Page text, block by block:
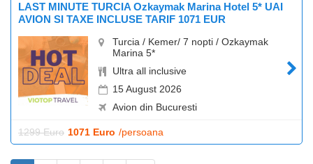
LAST MINUTE TURCIA Ozkaymak Marina Hotel 5* UAI
AVION SI TAXE INCLUSE TARIF 1071 EUR
Turcia / Kemer/ 7 nopti / Ozkaymak
Marina 5*
Ultra all inclusive
15 August 2026
Avion din Bucuresti
1299 Euro 1071 Euro /persoana